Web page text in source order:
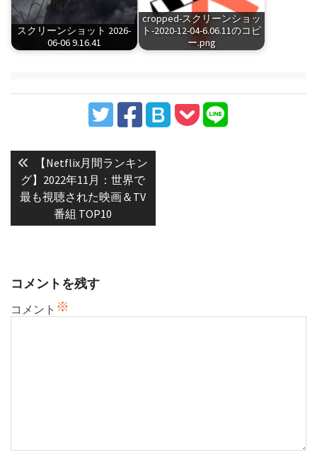
スクリーンショット 2026-
06-06 9.16.41
cropped-スクリーンショッ
ト-2020-12-04-6.06.11のコピ
ー.png
稿
ナ
ビ
ン
Previous
post:
【Netflix月間ランキン
グ】2022年11月：世界で
最も視聴された映画＆TV
番組 TOP10
コメントを残す
コメント ※